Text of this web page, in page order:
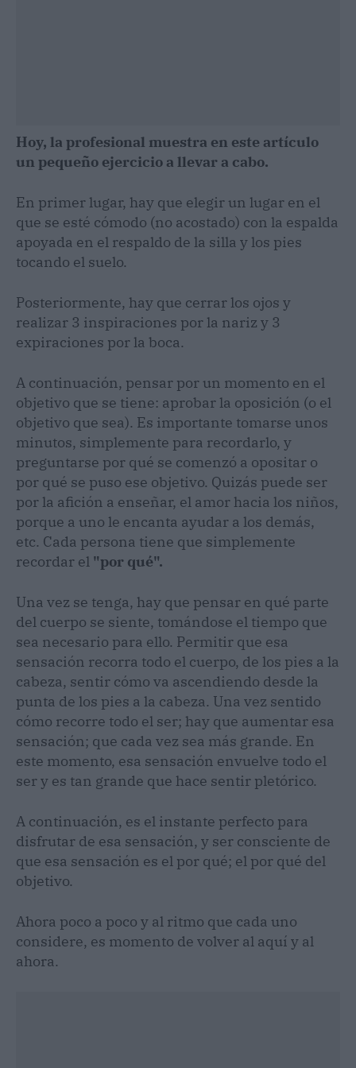
Hoy, la profesional muestra en este artículo
un pequeño ejercicio a llevar a cabo.
En primer lugar, hay que elegir un lugar en el
que se esté cómodo (no acostado) con la espalda
apoyada en el respaldo de la silla y los pies
tocando el suelo.
Posteriormente, hay que cerrar los ojos y
realizar 3 inspiraciones por la nariz y 3
expiraciones por la boca.
A continuación, pensar por un momento en el
objetivo que se tiene: aprobar la oposición (o el
objetivo que sea). Es importante tomarse unos
minutos, simplemente para recordarlo, y
preguntarse por qué se comenzó a opositar o
por qué se puso ese objetivo. Quizás puede ser
por la afición a enseñar, el amor hacia los niños,
porque a uno le encanta ayudar a los demás,
etc. Cada persona tiene que simplemente
recordar el "por qué".
Una vez se tenga, hay que pensar en qué parte
del cuerpo se siente, tomándose el tiempo que
sea necesario para ello. Permitir que esa
sensación recorra todo el cuerpo, de los pies a la
cabeza, sentir cómo va ascendiendo desde la
punta de los pies a la cabeza. Una vez sentido
cómo recorre todo el ser; hay que aumentar esa
sensación; que cada vez sea más grande. En
este momento, esa sensación envuelve todo el
ser y es tan grande que hace sentir pletórico.
A continuación, es el instante perfecto para
disfrutar de esa sensación, y ser consciente de
que esa sensación es el por qué; el por qué del
objetivo.
Ahora poco a poco y al ritmo que cada uno
considere, es momento de volver al aquí y al
ahora.